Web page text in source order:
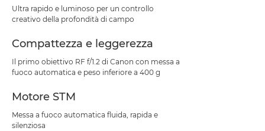
Ultra rapido e luminoso per un controllo
creativo della profondità di campo
Compattezza e leggerezza
Il primo obiettivo RF f/1.2 di Canon con messa a
fuoco automatica e peso inferiore a 400 g
Motore STM
Messa a fuoco automatica fluida, rapida e
silenziosa